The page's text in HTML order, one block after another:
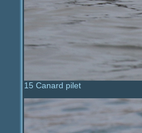
15 Canard pilet